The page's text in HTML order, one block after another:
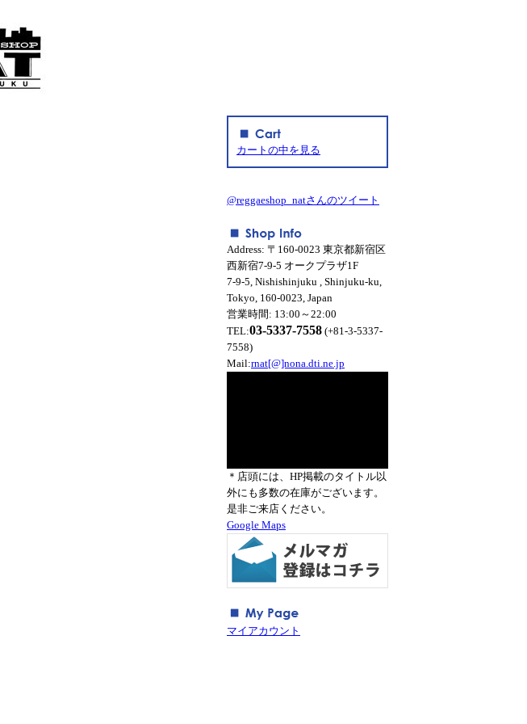
カートの中を見る
@reggaeshop_natさんのツイート
Address: 〒160-0023 東京都新宿区
西新宿7-9-5 オークプラザ1F
7-9-5, Nishishinjuku , Shinjuku-ku,
Tokyo, 160-0023, Japan
営業時間: 13:00～22:00
TEL:03-5337-7558 (+81-3-5337-
7558)
Mail:rnat[@]nona.dti.ne.jp
＊店頭には、HP掲載のタイトル以
外にも多数の在庫がございます。
是非ご来店ください。
Google Maps
マイアカウント